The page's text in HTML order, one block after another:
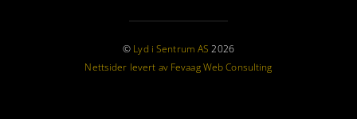
© Lyd i Sentrum AS 2026
Nettsider levert av Fevaag Web Consulting